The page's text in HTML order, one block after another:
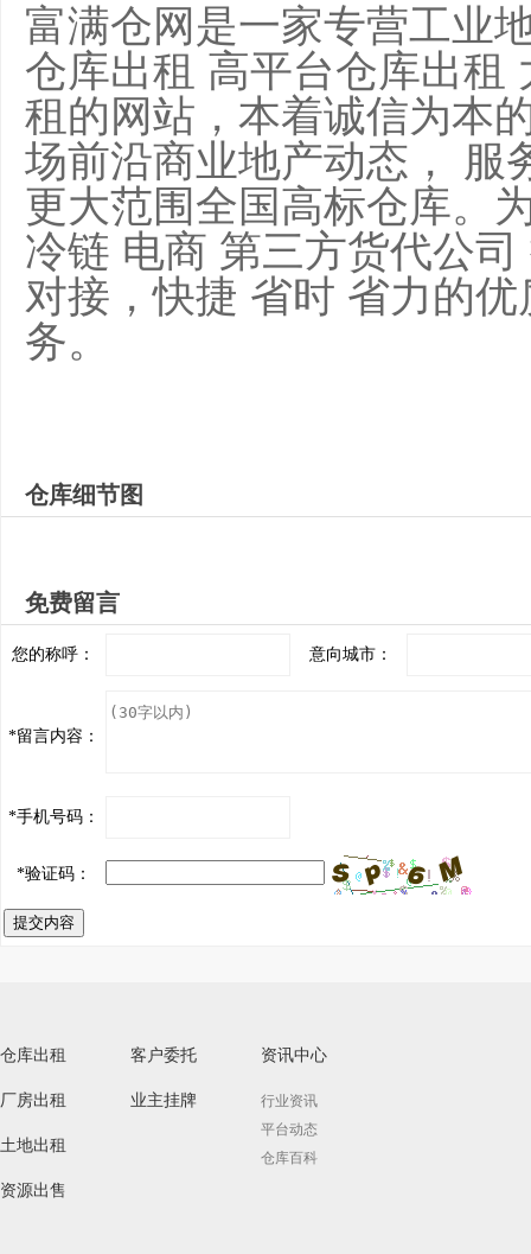
富满仓网是一家专营工业
仓库出租 高平台仓库出租
租的网站，本着诚信为本
场前沿商业地产动态， 服
更大范围全国高标仓库。
冷链 电商 第三方货代公
对接，快捷 省时 省力的
务。
仓库细节图
免费留言
您的称呼： 意向城市：
*留言内容：
*手机号码：
*验证码：
提交内容
仓库出租
厂房出租
土地出租
资源出售
客户委托
业主挂牌
资讯中心
行业资讯
平台动态
仓库百科